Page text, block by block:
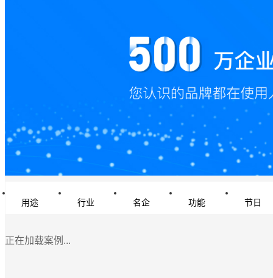
用途 行业 名企 功能 节日
正在加载案例...